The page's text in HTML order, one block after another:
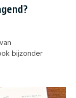
bijzonder